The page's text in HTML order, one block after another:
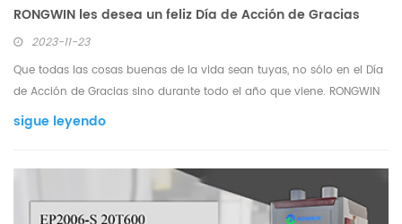
RONGWIN les desea un feliz Día de Acción de Gracias
2023-11-23
Que todas las cosas buenas de la vida sean tuyas, no sólo en el Día
de Acción de Gracias sino durante todo el año que viene. RONGWIN
te desea un buen día.
sigue leyendo